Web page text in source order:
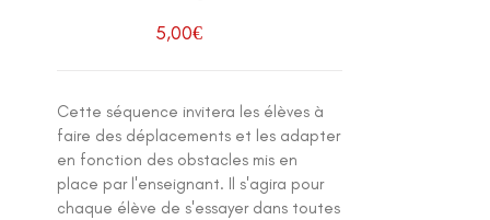
5,00€
Cette séquence invitera les élèves à
faire des déplacements et les adapter
en fonction des obstacles mis en
place par l'enseignant. Il s'agira pour
chaque élève de s'essayer dans toutes